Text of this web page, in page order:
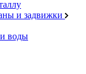
и задвижки
воды